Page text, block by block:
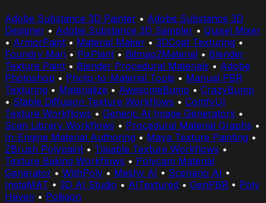
Adobe Substance 3D Painter • Adobe Substance 3D
Designer • Adobe Substance 3D Sampler • Quixel Mixer
• ArmorPaint • Material Maker • 3DCoat Texturing •
Foundry Mari • PixPlant • Bitmap2Material • Blender
Texture Paint • Blender Procedural Materials • Adobe
Photoshop • Photo-to-Material Tools • Manual PBR
Texturing • Materialize • AwesomeBump • CrazyBump
• Stable Diffusion Texture Workflows • ComfyUI
Texture Workflows • Generic AI Image Generators •
Scan Library Workflows • Procedural Material Graphs •
In-Engine Material Authoring • Maya Texture Painting •
ZBrush Polypaint • Tileable Texture Workflows •
Texture Baking Workflows • Polycam Material
Generator • WithPoly • Meshy AI • Scenario AI •
InstaMAT • 3D AI Studio • AITextured • GenPBR • Poly
Haven • Poliigon